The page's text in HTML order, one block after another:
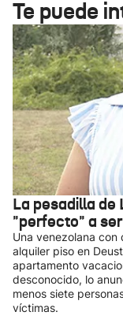
Te puede
La pesadilla de
"perfecto" a
Una venezolana
alquiler piso en
apartamento
desconocido, lo
menos siete
víctimas.